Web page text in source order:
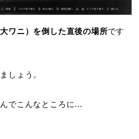
ワニ）を倒した直後の場所です
しょう。
でこんなところに…